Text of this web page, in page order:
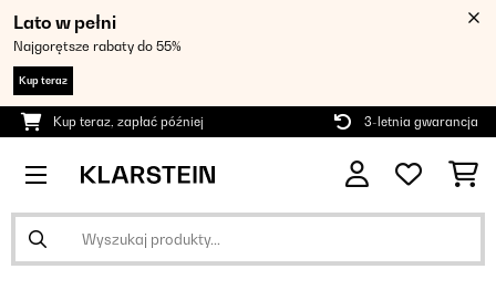
Lato w pełni
Najgorętsze rabaty do 55%
Kup teraz
Kup teraz, zapłać później 3-letnia gwarancja